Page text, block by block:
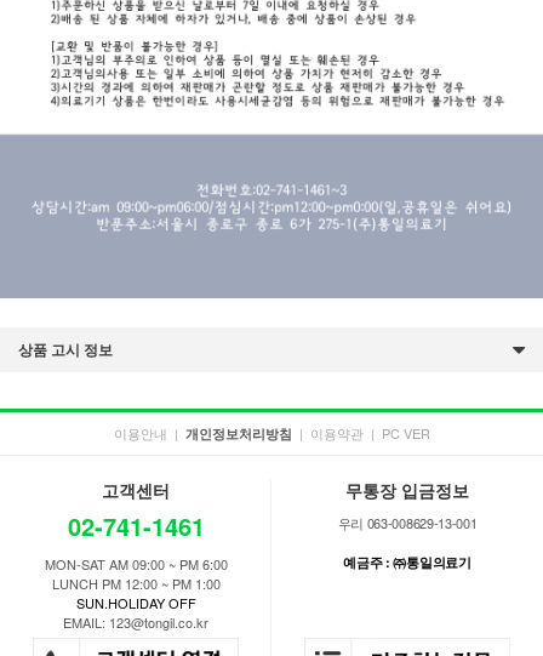
상품 고시 정보
이용안내 | 개인정보처리방침 | 이용약관 | PC VER
고객센터
02-741-1461
MON-SAT AM 09:00 ~ PM 6:00
LUNCH PM 12:00 ~ PM 1:00
SUN.HOLIDAY OFF
EMAIL: 123@tongil.co.kr
무통장 입금정보
우리 063-008629-13-001
예금주 : ㈜통일의료기